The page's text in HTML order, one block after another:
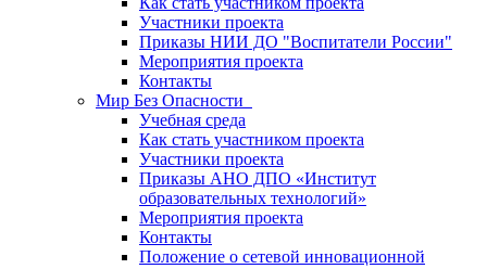
Участники проекта
Приказы НИИ ДО "Воспитатели России"
Мероприятия проекта
Контакты
Мир Без Опасности
Учебная среда
Как стать участником проекта
Участники проекта
Приказы АНО ДПО «Институт
образовательных технологий»
Мероприятия проекта
Контакты
Положение о сетевой инновационной